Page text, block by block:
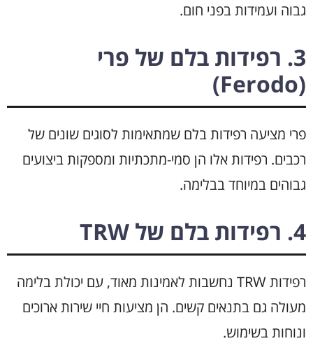
גבוה ועמידות בפני חום.
3. רפידות בלם של פרי
(Ferodo)
פרי מציעה רפידות בלם שמתאימות לסוגים שונים של
רכבים. רפידות אלו הן סמי-מתכתיות ומספקות ביצועים
גבוהים במיוחד בבלימה.
4. רפידות בלם של TRW
רפידות TRW נחשבות לאמינות מאוד, עם יכולת בלימה
מעולה גם בתנאים קשים. הן מציעות חיי שירות ארוכים
ונוחות בשימוש.